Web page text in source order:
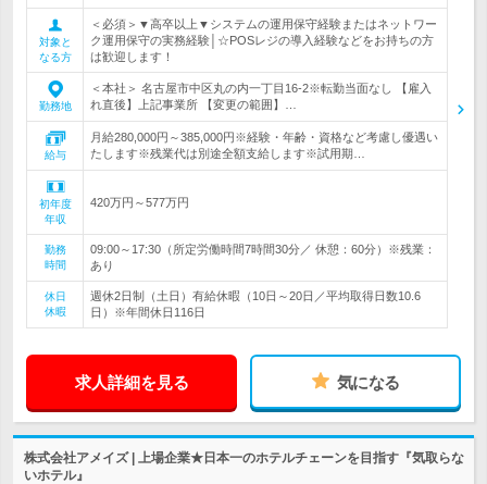
対象と
なる方
＜必須＞▼高卒以上▼システムの運用保守経験またはネットワー
ク運用保守の実務経験│☆POSレジの導入経験などをお持ちの方
は歓迎します！
勤務地
＜本社＞ 名古屋市中区丸の内一丁目16-2※転勤当面なし 【雇入
れ直後】上記事業所 【変更の範囲】…
給与
月給280,000円～385,000円※経験・年齢・資格など考慮し優遇い
たします※残業代は別途全額支給します※試用期…
初年度
年収
420万円～577万円
勤務
時間
09:00～17:30（所定労働時間7時間30分／ 休憩：60分）※残業：
あり
休日
休暇
週休2日制（土日）有給休暇（10日～20日／平均取得日数10.6
日）※年間休日116日
求人詳細を見る 気になる
株式会社アメイズ | 上場企業★日本一のホテルチェーンを目指す『気取らな
いホテル』